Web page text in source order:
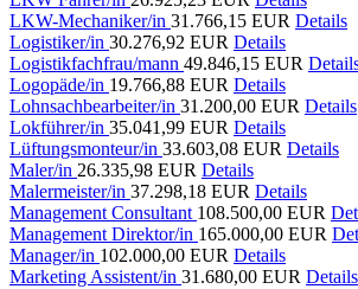
LKW-Mechaniker/in 31.766,15 EUR Details
Logistiker/in 30.276,92 EUR Details
Logistikfachfrau/mann 49.846,15 EUR
Logopäde/in 19.766,88 EUR Details
Lohnsachbearbeiter/in 31.200,00 EUR Details
Lokführer/in 35.041,99 EUR Details
Lüftungsmonteur/in 33.603,08 EUR Details
Maler/in 26.335,98 EUR Details
Malermeister/in 37.298,18 EUR Details
Management Consultant 108.500,00 EUR
Management Direktor/in 165.000,00 EUR
Manager/in 102.000,00 EUR Details
Marketing Assistent/in 31.680,00 EUR Details